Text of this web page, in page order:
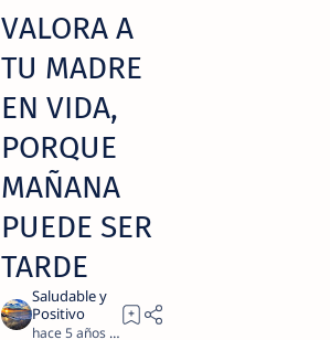
VALORA A
TU MADRE
EN VIDA,
PORQUE
MAÑANA
PUEDE SER
TARDE
hace 5 años 2